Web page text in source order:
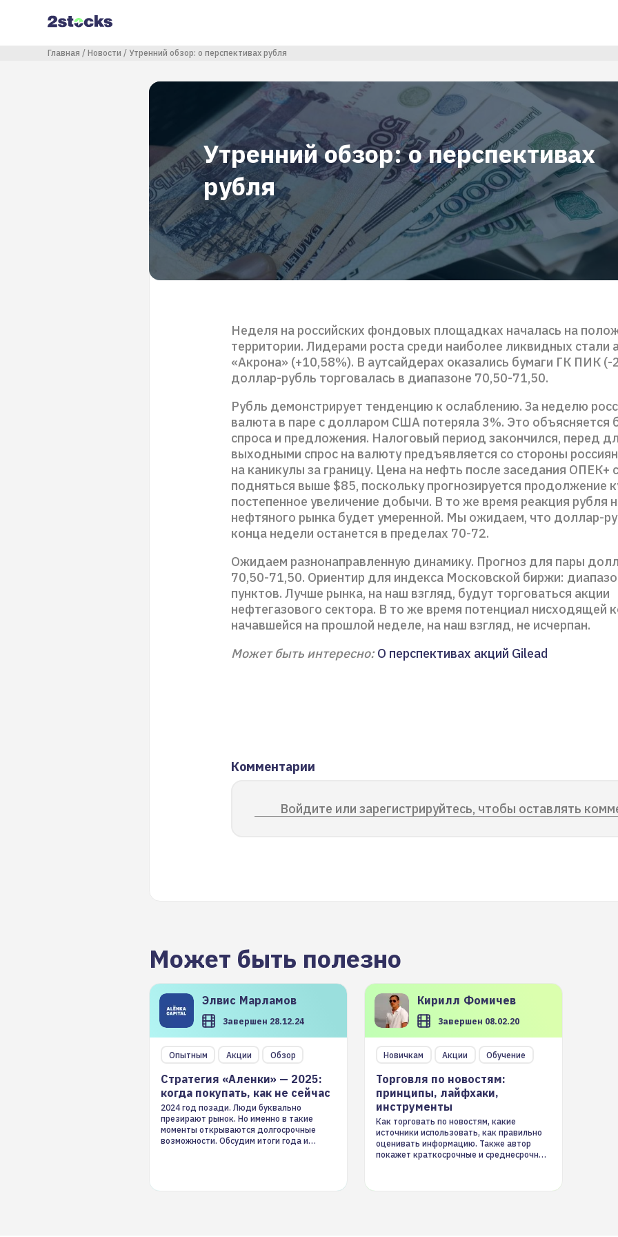
содержанию
Строка навигации
Главная Новости Утренний обзор: о перспективах рубля
Утренний обзор: о перспективах
рубля
Неделя на российских фондовых площадках началась на
территории. Лидерами роста среди наиболее ликвидных стали
«Акрона» (+10,58%). В аутсайдерах оказались бумаги ГК ПИК (-
доллар-рубль торговалась в диапазоне 70,50-71,50.
Рубль демонстрирует тенденцию к ослаблению. За неделю
валюта в паре с долларом США потеряла 3%. Это объясняется
спроса и предложения. Налоговый период закончился, перед
выходными спрос на валюту предъявляется со стороны
на каникулы за границу. Цена на нефть после заседания ОПЕК+
подняться выше $85, поскольку прогнозируется продолжение
постепенное увеличение добычи. В то же время реакция рубля
нефтяного рынка будет умеренной. Мы ожидаем, что доллар-
конца недели останется в пределах 70-72.
Ожидаем разнонаправленную динамику. Прогноз для пары
70,50-71,50. Ориентир для индекса Московской биржи:
пунктов. Лучше рынка, на наш взгляд, будут торговаться акции
нефтегазового сектора. В то же время потенциал нисходящей
начавшейся на прошлой неделе, на наш взгляд, не исчерпан.
Может быть интересно: О перспективах акций Gilead
Комментарии
Войдите или зарегистрируйтесь, чтобы оставлять
Может быть полезно
Элвис Марламов
Завершен 28.12.24
Опытным Акции Обзор
Стратегия «Аленки» — 2025:
когда покупать, как не сейчас
2024 год позади. Люди буквально
презирают рынок. Но именно в такие
моменты открываются долгосрочные
возможности. Обсудим итоги года и
Кирилл Фомичев
Завершен 08.02.20
Новичкам Акции Обучение
Торговля по новостям:
принципы, лайфхаки,
инструменты
Как торговать по новостям, какие
источники использовать, как правильно
оценивать информацию. Также автор
покажет краткосрочные и среднесрочные